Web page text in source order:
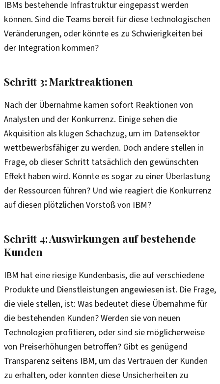
IBMs bestehende Infrastruktur eingepasst werden
können. Sind die Teams bereit für diese technologischen
Veränderungen, oder könnte es zu Schwierigkeiten bei
der Integration kommen?
Schritt 3: Marktreaktionen
Nach der Übernahme kamen sofort Reaktionen von
Analysten und der Konkurrenz. Einige sehen die
Akquisition als klugen Schachzug, um im Datensektor
wettbewerbsfähiger zu werden. Doch andere stellen in
Frage, ob dieser Schritt tatsächlich den gewünschten
Effekt haben wird. Könnte es sogar zu einer Überlastung
der Ressourcen führen? Und wie reagiert die Konkurrenz
auf diesen plötzlichen Vorstoß von IBM?
Schritt 4: Auswirkungen auf bestehende
Kunden
IBM hat eine riesige Kundenbasis, die auf verschiedene
Produkte und Dienstleistungen angewiesen ist. Die Frage,
die viele stellen, ist: Was bedeutet diese Übernahme für
die bestehenden Kunden? Werden sie von neuen
Technologien profitieren, oder sind sie möglicherweise
von Preiserhöhungen betroffen? Gibt es genügend
Transparenz seitens IBM, um das Vertrauen der Kunden
zu erhalten, oder könnten diese Unsicherheiten zu